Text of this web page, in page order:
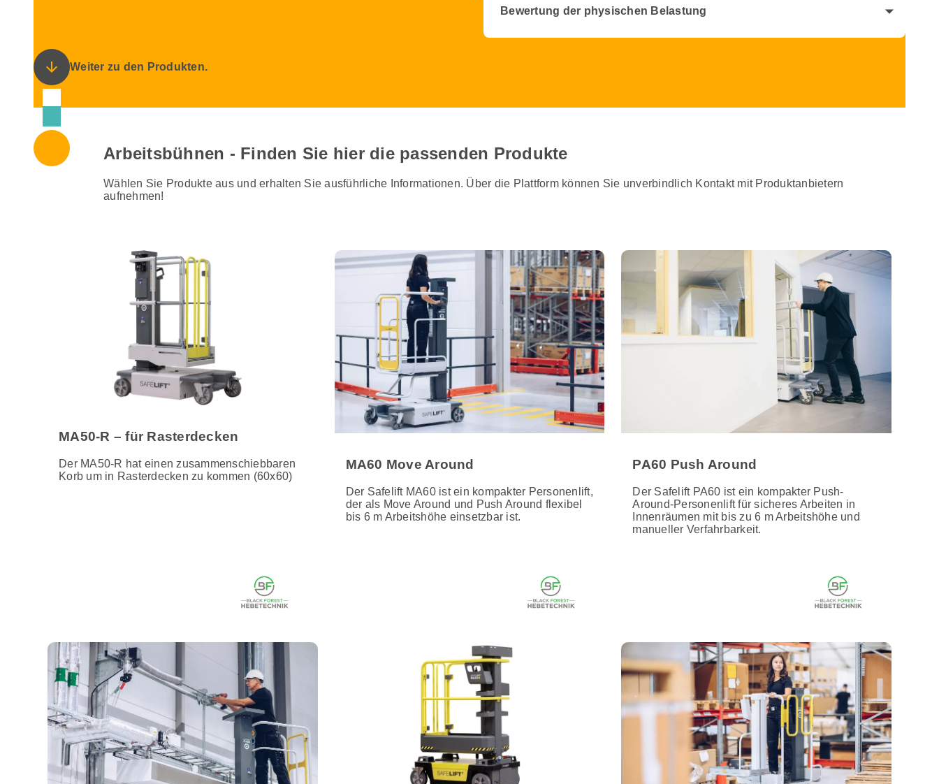
Bewertung der physischen Belastung arrow_drop_down
arrow_downward Weiter zu den Produkten.
Arbeitsbühnen - Finden Sie hier die passenden Produkte
Wählen Sie Produkte aus und erhalten Sie ausführliche Informationen. Über die Plattform können Sie unverbindlich Kontakt mit Produktanbietern
aufnehmen!
MA50-R – für Rasterdecken
Der MA50-R hat einen zusammenschiebbaren
Korb um in Rasterdecken zu kommen (60x60)
MA60 Move Around
Der Safelift MA60 ist ein kompakter Personenlift,
der als Move Around und Push Around flexibel
bis 6 m Arbeitshöhe einsetzbar ist.
PA60 Push Around
Der Safelift PA60 ist ein kompakter Push-
Around-Personenlift für sicheres Arbeiten in
Innenräumen mit bis zu 6 m Arbeitshöhe und
manueller Verfahrbarkeit.